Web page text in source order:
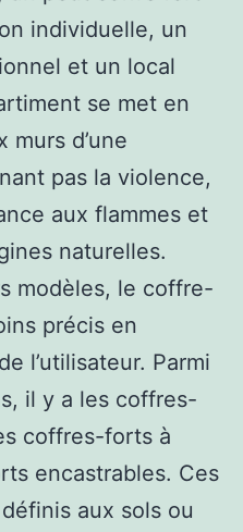
individuelle, un
et un local
se met en
d’une
pas la violence,
aux flammes et
naturelles.
modèles, le coffre-
précis en
l’utilisateur. Parmi
il y a les coffres-
coffres-forts à
encastrables. Ces
aux sols ou